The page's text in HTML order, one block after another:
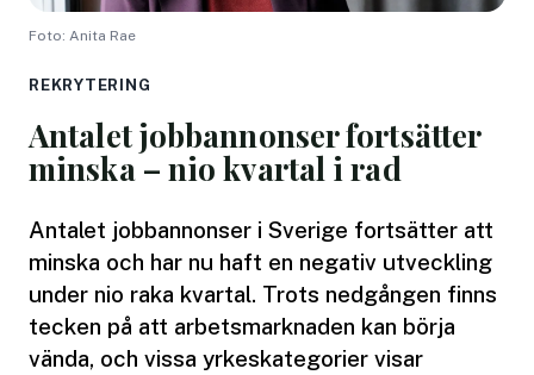
Foto: Anita Rae
REKRYTERING
Antalet jobbannonser fortsätter
minska – nio kvartal i rad
Antalet jobbannonser i Sverige fortsätter att
minska och har nu haft en negativ utveckling
under nio raka kvartal. Trots nedgången finns
tecken på att arbetsmarknaden kan börja
vända, och vissa yrkeskategorier visar